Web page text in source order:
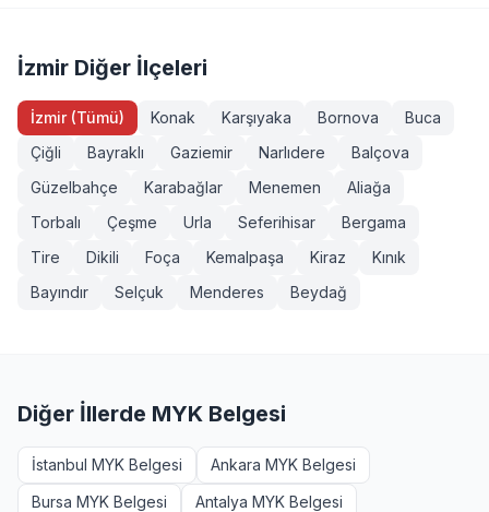
sınavlarımız MYK onaylı ve TÜRKAK akreditasyonludur.
isteyenler +90 232 489 22 27 numarasından detaylı bilgi
İzmir Diğer İlçeleri
İzmir (Tümü) Konak Karşıyaka Bornova
Buca
Çiğli
Bayraklı Gaziemir Narlıdere
Balçova
Güzelbahçe
Karabağlar Menemen
Aliağa
Torbalı
Çeşme Urla Seferihisar
Bergama
Tire
Dikili Foça Kemalpaşa Kiraz
Kınık
Bayındır
Selçuk Menderes Beydağ
Diğer İllerde MYK Belgesi
İstanbul MYK Belgesi
Ankara MYK Belgesi
Bursa MYK Belgesi
Antalya MYK Belgesi